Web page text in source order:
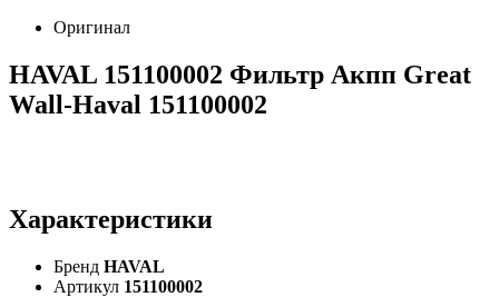
Оригинал
HAVAL 151100002 Фильтр Акпп Great
Wall-Haval 151100002
Характеристики
Бренд HAVAL
Артикул 151100002